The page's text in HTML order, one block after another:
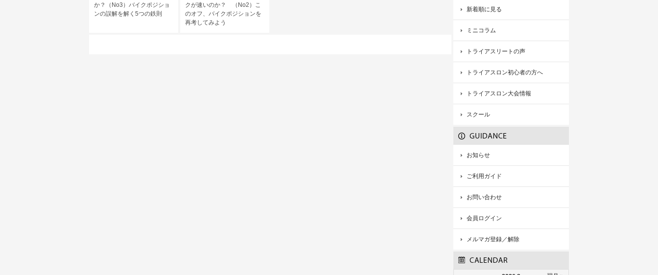
か？（No3）バイクポジショ
ンの誤解を解く5つの鉄則
クが速いのか？ （No2）こ
のオフ、バイクポジションを
再考してみよう
新着順に見る
ミニコラム
トライアスリートの声
トライアスロン初心者の方へ
トライアスロン大会情報
スクール
お知らせ
ご利用ガイド
お問い合わせ
会員ログイン
メルマガ登録／解除